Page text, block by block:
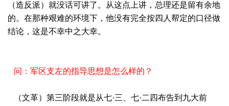
（造反派）就没话可讲了。从这点上讲，总理还是留有余地
的。在那种艰难的环境下，他没有完全按四人帮定的口径做
结论，这是不幸中之大幸。
问：军区支左的指导思想是怎么样的？
（文革）第三阶段就是从七·三、七·二四布告到九大前